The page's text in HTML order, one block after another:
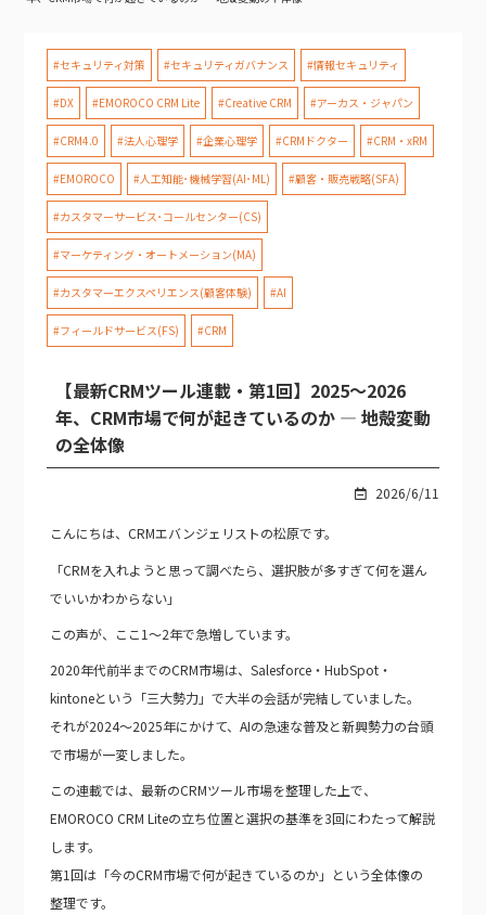
#セキュリティ対策 #セキュリティガバナンス #情報セキュリティ
#DX #EMOROCO CRM Lite #Creative CRM #アーカス・ジャパン
#CRM4.0 #法人心理学 #企業心理学 #CRMドクター #CRM・xRM
#EMOROCO #人工知能･機械学習(AI･ML) #顧客・販売戦略(SFA)
#カスタマーサービス･コールセンター(CS)
#マーケティング・オートメーション(MA)
#カスタマーエクスペリエンス(顧客体験) #AI
#フィールドサービス(FS) #CRM
【最新CRMツール連載・第1回】2025〜2026
年、CRM市場で何が起きているのか — 地殻変動
の全体像
2026/6/11
こんにちは、CRMエバンジェリストの松原です。
「CRMを入れようと思って調べたら、選択肢が多すぎて何を選ん
でいいかわからない」
この声が、ここ1〜2年で急増しています。
2020年代前半までのCRM市場は、Salesforce・HubSpot・
kintoneという「三大勢力」で大半の会話が完結していました。
それが2024〜2025年にかけて、AIの急速な普及と新興勢力の台頭
で市場が一変しました。
この連載では、最新のCRMツール市場を整理した上で、
EMOROCO CRM Liteの立ち位置と選択の基準を3回にわたって解説
します。
第1回は「今のCRM市場で何が起きているのか」という全体像の
整理です。